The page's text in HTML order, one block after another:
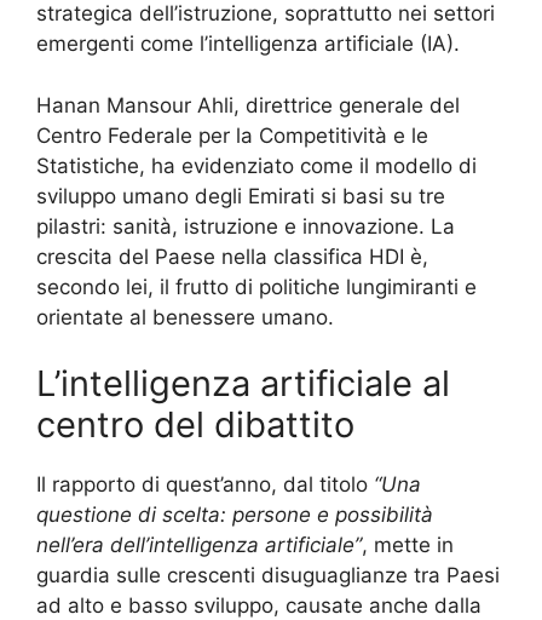
strategica dell’istruzione, soprattutto nei settori
emergenti come l’intelligenza artificiale (IA).
Hanan Mansour Ahli, direttrice generale del
Centro Federale per la Competitività e le
Statistiche, ha evidenziato come il modello di
sviluppo umano degli Emirati si basi su tre
pilastri: sanità, istruzione e innovazione. La
crescita del Paese nella classifica HDI è,
secondo lei, il frutto di politiche lungimiranti e
orientate al benessere umano.
L’intelligenza artificiale al
centro del dibattito
Il rapporto di quest’anno, dal titolo “Una
questione di scelta: persone e possibilità
nell’era dell’intelligenza artificiale”, mette in
guardia sulle crescenti disuguaglianze tra Paesi
ad alto e basso sviluppo, causate anche dalla